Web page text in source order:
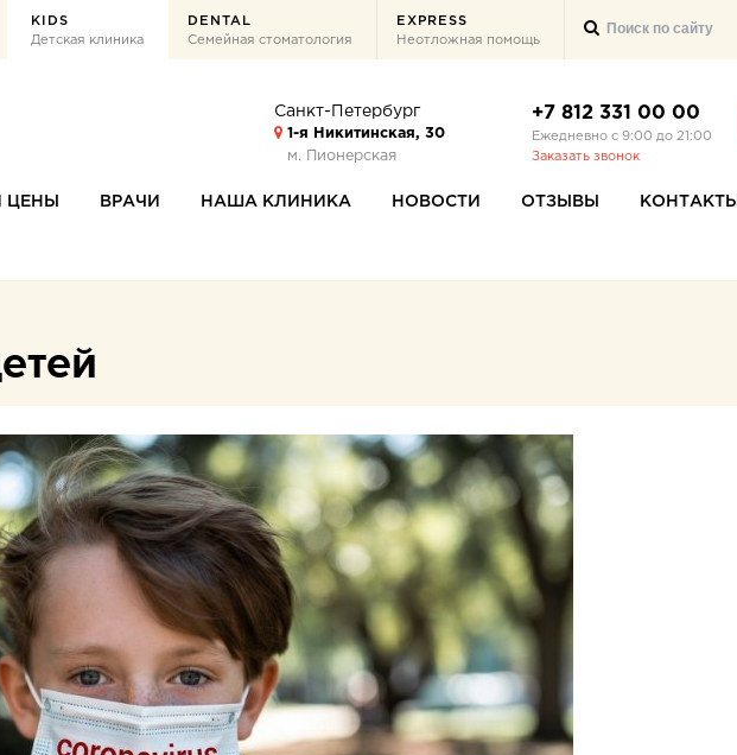
KIDS
Детская клиника
DENTAL
Семейная стоматология
EXPRESS
Неотложная помощь
Санкт-Петербург
1-я Никитинская, 30
м. Пионерская
+7 812 331 00 00
Ежедневно с 9:00 до 21:00
Заказать звонок
ЦЕНЫ ВРАЧИ НАША КЛИНИКА НОВОСТИ ОТЗЫВЫ КОНТАКТЫ